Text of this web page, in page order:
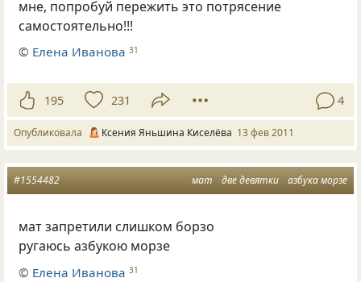
мне, попробуй пережить это потрясение
самостоятельно!!!
© Елена Иванова 31
195 231 4
Опубликовала Ксения Яньшина Киселёва 13 фев 2011
мат две девятки азбука морзе
#1554482
мат запретили слишком борзо
ругаюсь азбукою морзе
© Елена Иванова 31